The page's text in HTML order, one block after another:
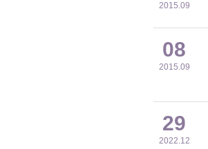
2015.09
08
2015.09
29
2022.12